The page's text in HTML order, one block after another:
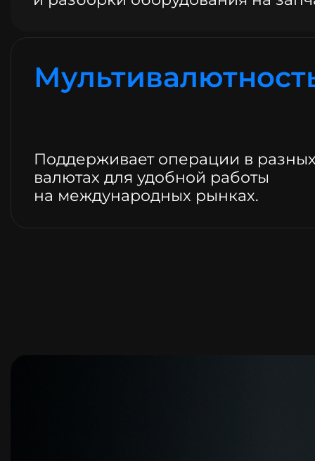
Поддерживает операции в
валютах для удобной работы
на международных рынках.